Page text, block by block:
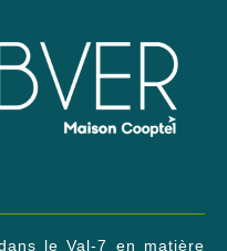
le Val-7 en matière